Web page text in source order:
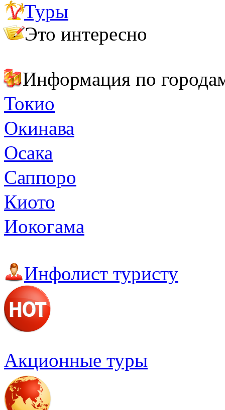
Важно знать
Полезные адреса и телефоны
Туры
Это интересно
Информация по
Токио
Окинава
Осака
Саппоро
Киото
Иокогама
Инфолист туристу
Акционные туры